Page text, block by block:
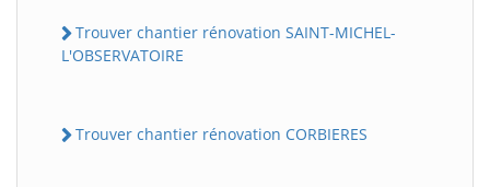
Trouver chantier rénovation SAINT-MICHEL-
L'OBSERVATOIRE
Trouver chantier rénovation CORBIERES